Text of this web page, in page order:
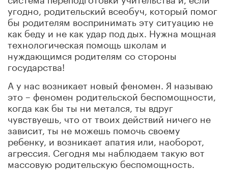
угодно, родительский всеобуч, который помог
бы родителям воспринимать эту ситуацию не
как беду и не как удар под дых. Нужна мощная
технологическая помощь школам и
нуждающимся родителям со стороны
государства!
А у нас возникает новый феномен. Я называю
это – феномен родительской беспомощности,
когда как бы ты ни метался, ты вдруг
чувствуешь, что от твоих действий ничего не
зависит, ты не можешь помочь своему
ребенку, и возникает апатия или, наоборот,
агрессия. Сегодня мы наблюдаем такую вот
массовую родительскую беспомощность.